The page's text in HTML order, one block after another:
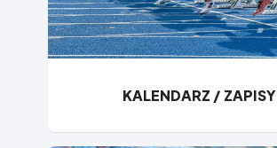
KALENDARZ / ZAPISY